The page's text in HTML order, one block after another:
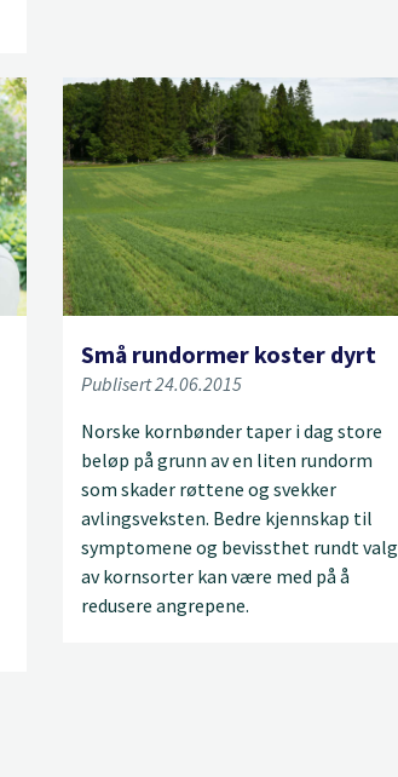
Små rundormer koster dyrt
Publisert 24.06.2015
Norske kornbønder taper i dag store
beløp på grunn av en liten rundorm
som skader røttene og svekker
avlingsveksten. Bedre kjennskap til
symptomene og bevissthet rundt valg
av kornsorter kan være med på å
redusere angrepene.